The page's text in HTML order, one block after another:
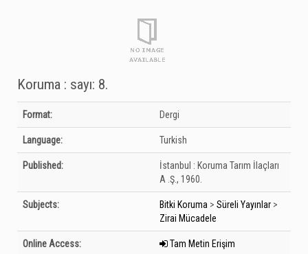
Koruma : sayı: 8.
Bibliographic Details
Format: Dergi
Language: Turkish
Published: İstanbul : Koruma Tarım İlaçları
A .Ş., 1960.
Subjects: Bitki Koruma > Süreli Yayınlar >
Zirai Mücadele
Online Access: Tam Metin Erişim